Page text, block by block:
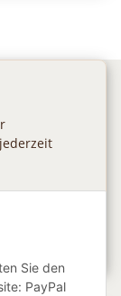
Sie den
PayPal